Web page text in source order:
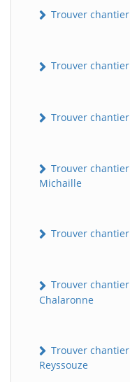
Trouver
Trouver
Trouver
Trouver
Michaille
Trouver
Trouver
Chalaronne
Trouver
Reyssouze